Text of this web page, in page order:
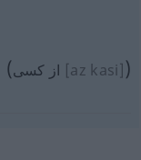
(از كسی [az kasi])